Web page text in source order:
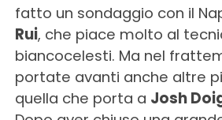
fatto un sondaggio con il
Rui, che piace molto al
biancocelesti. Ma nel
portate avanti anche altre
quella che porta a Josh